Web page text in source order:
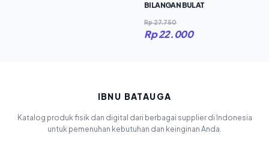
BILANGAN BULAT
Rp 27.750
Rp 22.000
IBNU BATAUGA
Katalog produk fisik dan digital dari berbagai supplier di Indonesia
untuk pemenuhan kebutuhan dan keinginan Anda.